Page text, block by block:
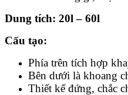
Dung tích: 20l – 60l
Cấu tạo:
Phía trên tích hợp
Bên dưới là khoang
Thiết kế đứng, chắc